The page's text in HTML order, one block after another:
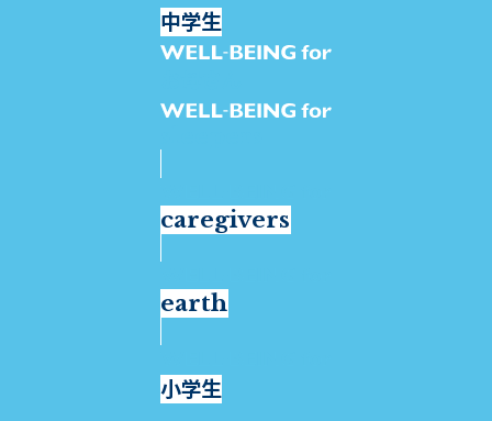
中学生
caregivers
earth
小学生